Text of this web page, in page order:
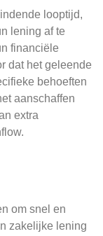
looptijd,
lening af te
financiële
dat het geleende
behoeften
aanschaffen
extra
om snel en
zakelijke lening